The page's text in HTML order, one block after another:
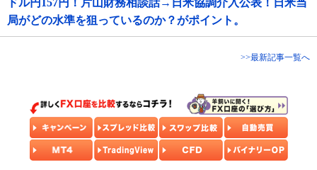
ドル円157円！片山財務相談話→日米協調介入公表！日米当
局がどの水準を狙っているのか？がポイント。
>>最新記事一覧へ